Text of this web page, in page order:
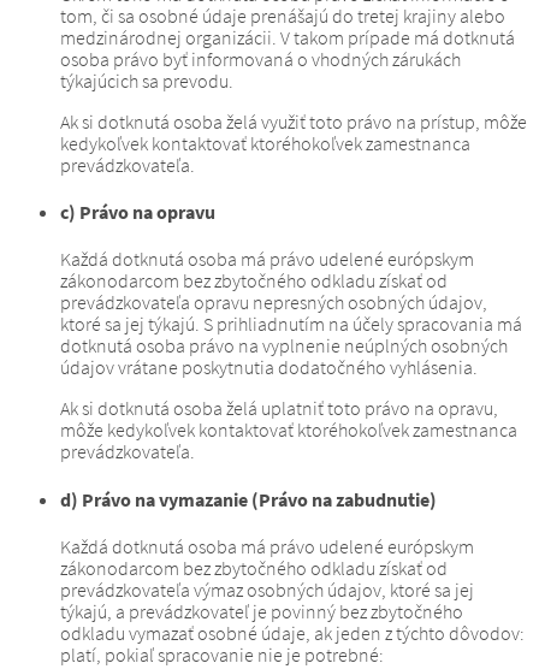
tom, či sa osobné údaje prenášajú do tretej krajiny alebo
medzinárodnej organizácii. V takom prípade má dotknutá
osoba právo byť informovaná o vhodných zárukách
týkajúcich sa prevodu.
Ak si dotknutá osoba želá využiť toto právo na prístup, môže
kedykoľvek kontaktovať ktoréhokoľvek zamestnanca
prevádzkovateľa.
c) Právo na opravu
Každá dotknutá osoba má právo udelené európskym
zákonodarcom bez zbytočného odkladu získať od
prevádzkovateľa opravu nepresných osobných údajov,
ktoré sa jej týkajú. S prihliadnutím na účely spracovania má
dotknutá osoba právo na vyplnenie neúplných osobných
údajov vrátane poskytnutia dodatočného vyhlásenia.
Ak si dotknutá osoba želá uplatniť toto právo na opravu,
môže kedykoľvek kontaktovať ktoréhokoľvek zamestnanca
prevádzkovateľa.
d) Právo na vymazanie (Právo na zabudnutie)
Každá dotknutá osoba má právo udelené európskym
zákonodarcom bez zbytočného odkladu získať od
prevádzkovateľa výmaz osobných údajov, ktoré sa jej
týkajú, a prevádzkovateľ je povinný bez zbytočného
odkladu vymazať osobné údaje, ak jeden z týchto dôvodov:
platí, pokiaľ spracovanie nie je potrebné: